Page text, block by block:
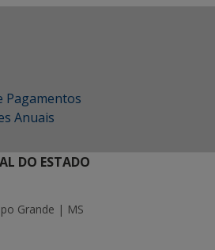
Pagamentos
Anuais
DO ESTADO
Grande | MS